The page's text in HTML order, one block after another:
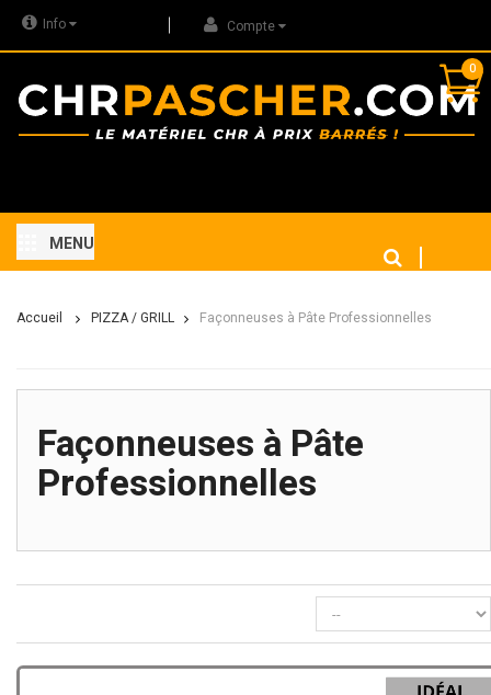
Info Compte
0
MENU
Accueil PIZZA / GRILL Façonneuses à Pâte Professionnelles
Façonneuses à Pâte
Professionnelles